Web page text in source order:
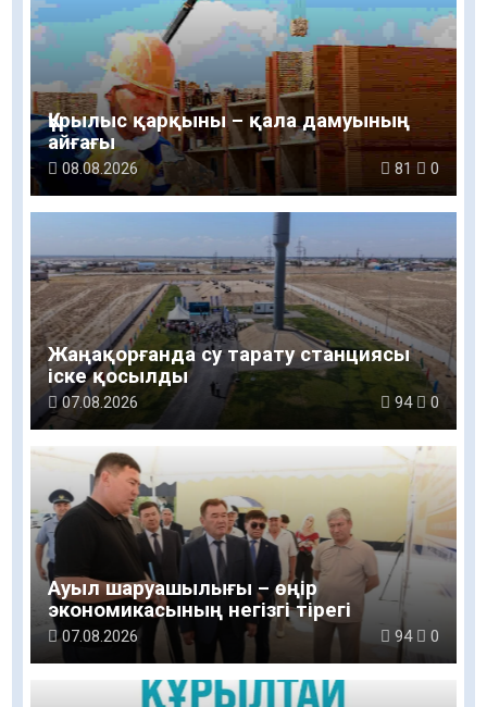
Құрылыс қарқыны – қала дамуының
айғағы
08.08.2026 81 0
Жаңақорғанда су тарату станциясы
іске қосылды
07.08.2026 94 0
Ауыл шаруашылығы – өңір
экономикасының негізгі тірегі
07.08.2026 94 0